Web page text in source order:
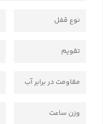
نوع قفل
تقویم
مقاومت در برابر آب
وزن ساعت